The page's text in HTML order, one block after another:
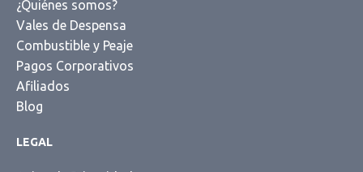
¿Quiénes somos?
Vales de Despensa
Combustible y Peaje
Pagos Corporativos
Afiliados
Blog
LEGAL